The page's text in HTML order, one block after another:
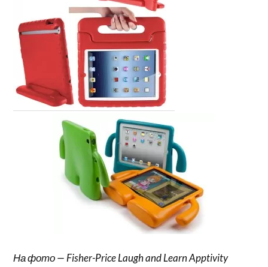
На фото — Fisher-Price Laugh and Learn Apptivity